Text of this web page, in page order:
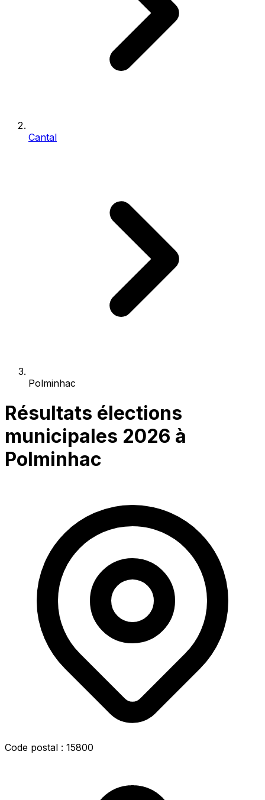
Cantal
Polminhac
Résultats élections
municipales 2026 à
Polminhac
Code postal : 15800